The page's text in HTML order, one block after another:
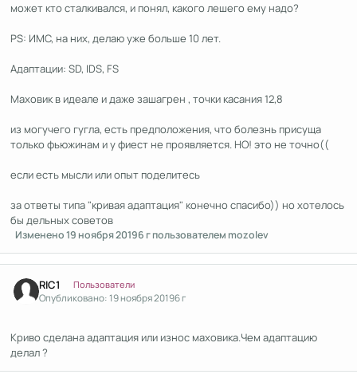
может кто сталкивался, и понял, какого лешего ему надо?
PS: ИМС, на них, делаю уже больше 10 лет.
Адаптации: SD, IDS, FS
Маховик в идеале и даже зашагрен , точки касания 12,8
из могучего гугла, есть предположения, что болезнь присуща
только фьюжинам и у фиест не проявляется. НО! это не точно((
если есть мысли или опыт поделитесь
за ответы типа "кривая адаптация" конечно спасибо)) но хотелось
бы дельных советов
Изменено19 ноября 20196 гпользователем mozolev
RIC1 Пользователи
Опубликовано:19 ноября 20196 г
Криво сделана адаптация или износ маховика.Чем адаптацию
делал ?